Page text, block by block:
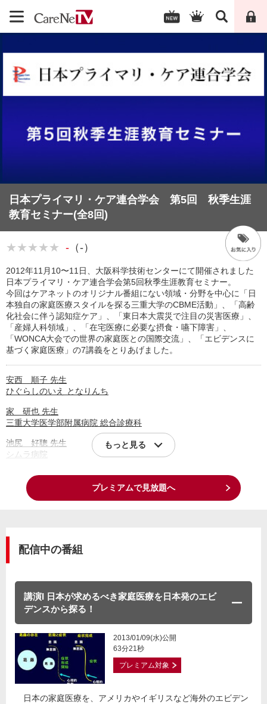
日本プライマリ・ケア連合学会 第5回 秋季生涯
教育セミナー(全8回)
★★★★★ - （-）
2012年11月10〜11日、大阪科学技術センターにて開催されました
日本プライマリ・ケア連合学会第5回秋季生涯教育セミナー。
今回はケアネットのオリジナル番組にない領域・分野を中心に「日
本独自の家庭医療スタイルを探る三重大学のCBME活動」、「高齢
化社会に伴う認知症ケア」、「東日本大震災で注目の災害医療」、
「産婦人科領域」、「在宅医療に必要な摂食・嚥下障害」、
「WONCA大会での世界の家庭医との国際交流」、「エビデンスに
基づく家庭医療」の7講義をとりあげました。
安西 順子 先生
ひぐらしのいえ となりんち
家 研也 先生
三重大学医学部附属病院 総合診療科
池尻 好聰 先生
シムラ病院
もっと見る
プレミアムで見放題へ
配信中の番組
講演I 日本が求めるべき家庭医療を日本発のエビ
デンスから探る！
2013/01/09(水)公開
63分21秒
プレミアム対象
日本の家庭医療を、アメリカやイギリスなど海外のエビデン